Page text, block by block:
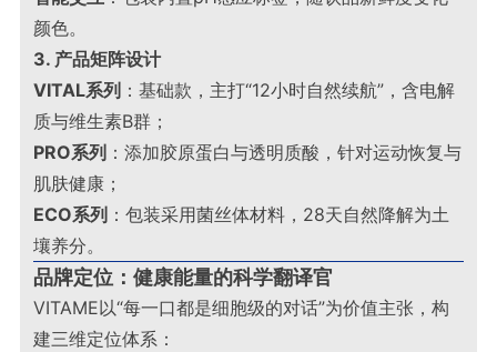
颜色。
3. 产品矩阵设计
VITAL系列 ：基础款，主打“12小时自然续航”，含电解
质与维生素B群；
PRO系列 ：添加胶原蛋白与透明质酸，针对运动恢复与
肌肤健康；
ECO系列 ：包装采用菌丝体材料，28天自然降解为土
壤养分。
品牌定位：健康能量的科学翻译官
VITAME以“每一口都是细胞级的对话”为价值主张，构
建三维定位体系：